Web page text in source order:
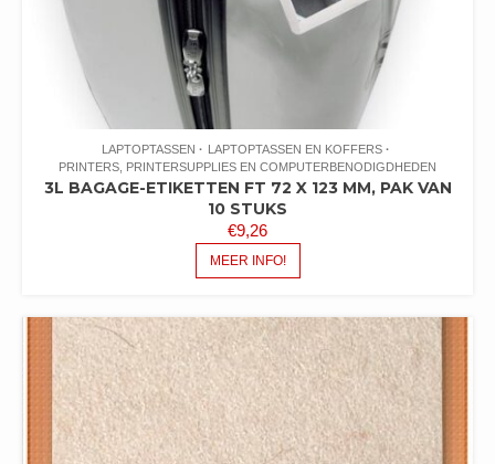
LAPTOPTASSEN
LAPTOPTASSEN EN KOFFERS
PRINTERS, PRINTERSUPPLIES EN COMPUTERBENODIGDHEDEN
3L BAGAGE-ETIKETTEN FT 72 X 123 MM, PAK VAN
10 STUKS
€9,26
MEER INFO!